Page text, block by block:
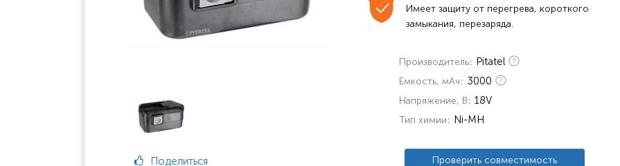
Поделиться
Имеет защиту от перегрева, короткого
замыкания, перезаряда.
Производитель Pitatel
Емкость, мАч 3000
Напряжение, В 18V
Тип химии Ni-MH
Проверить совместимость